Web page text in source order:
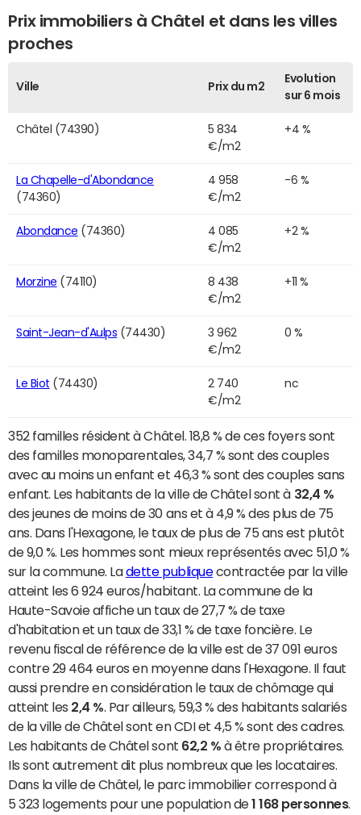
Prix immobiliers à Châtel et dans les villes
proches
Ville Prix du m2
Evolution
sur 6 mois
Châtel (74390)
5 834
€/m2
+4 %
La Chapelle-d'Abondance
(74360)
4 958
€/m2
-6 %
Abondance (74360)
4 085
€/m2
+2 %
Morzine (74110)
8 438
€/m2
+11 %
Saint-Jean-d'Aulps (74430)
3 962
€/m2
0 %
Le Biot (74430)
2 740
€/m2
nc
352 familles résident à Châtel. 18,8 % de ces foyers sont
des familles monoparentales, 34,7 % sont des couples
avec au moins un enfant et 46,3 % sont des couples sans
enfant. Les habitants de la ville de Châtel sont à 32,4 %
des jeunes de moins de 30 ans et à 4,9 % des plus de 75
ans. Dans l'Hexagone, le taux de plus de 75 ans est plutôt
de 9,0 %. Les hommes sont mieux représentés avec 51,0 %
sur la commune. Ladette publiquecontractée par la ville
atteint les 6 924 euros/habitant. La commune de la
Haute-Savoie affiche un taux de 27,7 % de taxe
d'habitation et un taux de 33,1 % de taxe foncière. Le
revenu fiscal de référence de la ville est de 37 091 euros
contre 29 464 euros en moyenne dans l'Hexagone. Il faut
aussi prendre en considération le taux de chômage qui
atteint les 2,4 % . Par ailleurs, 59,3 % des habitants salariés
de la ville de Châtel sont en CDI et 4,5 % sont des cadres.
Les habitants de Châtel sont 62,2 % à être propriétaires.
Ils sont autrement dit plus nombreux que les locataires.
Dans la ville de Châtel, le parc immobilier correspond à
5 323 logements pour une population de1 168 personnes.